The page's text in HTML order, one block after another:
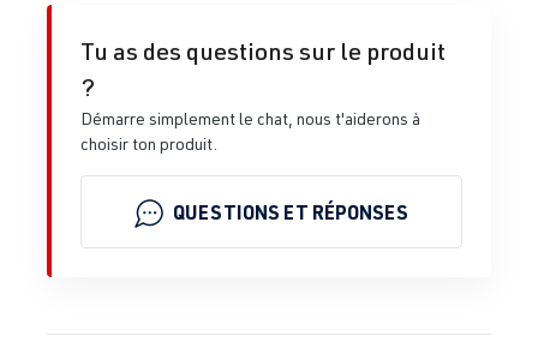
Tu as des questions sur le produit
?
Démarre simplement le chat, nous t'aiderons à
choisir ton produit.
QUESTIONS ET RÉPONSES